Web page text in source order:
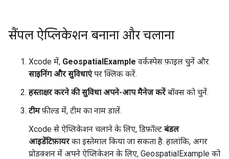
सैंपल ऐप्लिकेशन बनाना और चलाना
Xcode में, GeospatialExample वर्कस्पेस फ़ाइल चुनें और
साइनिंग और सुविधाएंपर क्लिक करें.
हस्ताक्षर करने की सुविधा अपने-आप मैनेज करेंबॉक्स को चुनें.
टीमफ़ील्ड में, टीम का नाम डालें.
Xcode से ऐप्लिकेशन चलाने के लिए, डिफ़ॉल्ट बंडल
आइडेंटिफ़ायरका इस्तेमाल किया जा सकता है. हालांकि, अगर
प्रोडक्शन में अपने ऐप्लिकेशन के लिए, GeospatialExample को